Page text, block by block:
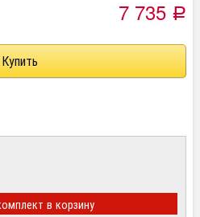
7 735 Р
в корзину